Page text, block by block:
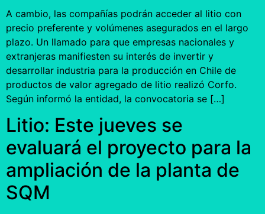
A cambio, las compañías podrán acceder al litio con
precio preferente y volúmenes asegurados en el largo
plazo. Un llamado para que empresas nacionales y
extranjeras manifiesten su interés de invertir y
desarrollar industria para la producción en Chile de
productos de valor agregado de litio realizó Corfo.
Según informó la entidad, la convocatoria se […]
Litio: Este jueves se
evaluará el proyecto para la
ampliación de la planta de
SQM